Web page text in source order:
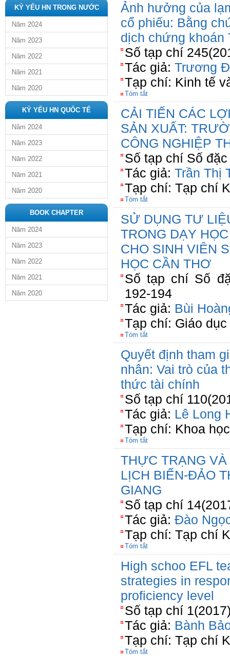
KỶ YẾU HN TRONG NƯỚC
Năm 2024
Năm 2023
Năm 2022
Năm 2021
Năm 2020
KỶ YẾU HN QUỐC TẾ
Năm 2024
Năm 2023
Năm 2022
Năm 2021
Năm 2020
BOOK CHAPTER
Năm 2024
Năm 2023
Năm 2022
Năm 2021
Năm 2020
Ảnh hưởng của
cổ phiếu: Bằng
dịch chứng khoán
Số tạp chí
Tác giả: Trương
Tạp chí: Kinh tế
Tóm tắt
CẢI TIẾN CÁC
SẢN XUẤT:
CÔNG NGHIỆP
Số tạp chí Số
Tác giả: Trần Thị
Tạp chí: Tạp chí
Tóm tắt
SỬ DỤNG TƯ
TRONG DẠY
CHO SINH VIÊN
HỌC CẦN THƠ
Số tạp chí Số
192-194
Tác giả: Bùi
Tạp chí: Giáo dục
Tóm tắt
Quyết định tham
nhân: Vai trò của
thức tài chính
Số tạp chí
Tác giả: Lê Long
Tạp chí: Khoa
Tóm tắt
THỰC TRẠNG
LỊCH BIỂN-ĐẢO
GIANG
Số tạp chí
Tác giả: Đào
Tạp chí: Tạp chí
Tóm tắt
High schoo EFL
strategies in
proficiency level
Số tạp chí
Tác giả: Bành
Tạp chí: Tạp chí
Tóm tắt